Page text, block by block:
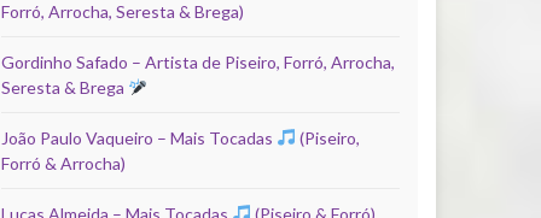
Forró, Arrocha, Seresta & Brega)
Gordinho Safado – Artista de Piseiro, Forró, Arrocha,
Seresta & Brega
João Paulo Vaqueiro – Mais Tocadas
(Piseiro,
Forró & Arrocha)
Lucas Almeida – Mais Tocadas (Piseiro & Forró)